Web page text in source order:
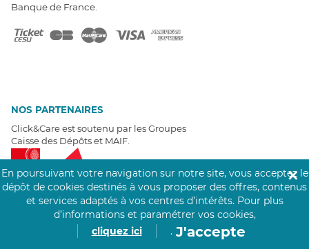
Banque de France.
NOS PARTENAIRES
Click&Care est soutenu par les Groupes
Caisse des Dépôts et MAIF.
EXPERTS À VOTRE ÉCOUTE
En poursuivant votre navigation sur notre site, vous acceptez le
dépôt de cookies destinés à vous proposer des offres, contenus
et services adaptés à vos centres d’intérêts. Pour plus
d’informations et paramétrer vos cookies,
cliquez ici
. J'accepte
✕